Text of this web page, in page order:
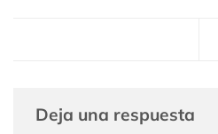
Deja una respuesta